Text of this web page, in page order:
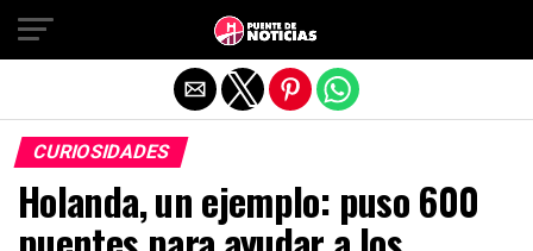
CURIOSIDADES
Holanda, un ejemplo: puso 600
Salir de la versión móvil